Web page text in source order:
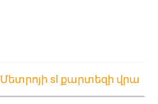
Մետրոյի sl քարտեզի վրա